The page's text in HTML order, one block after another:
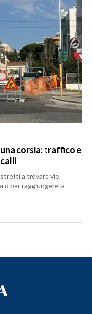
corsia: traffico e
a trovare vie
o per raggiungere la